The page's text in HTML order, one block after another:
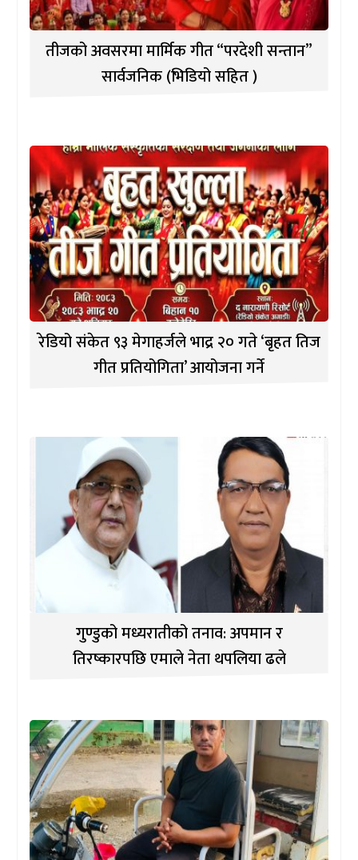
तीजको अवसरमा मार्मिक गीत “परदेशी सन्तान”
सार्वजनिक (भिडियो सहित )
रेडियो संकेत ९३ मेगाहर्जले भाद्र २० गते ‘बृहत तिज
गीत प्रतियोगिता’ आयोजना गर्ने
गुण्डुको मध्यरातीको तनाव: अपमान र
तिरष्कारपछि एमाले नेता थपलिया ढले